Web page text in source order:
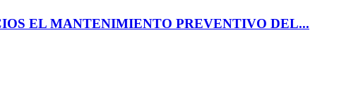
EL MANTENIMIENTO PREVENTIVO DEL...